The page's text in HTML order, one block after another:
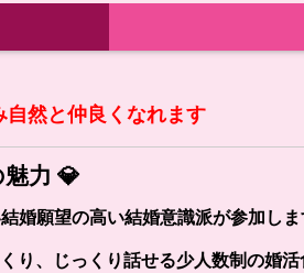
自然と仲良くなれます
力 💎
婚願望の高い結婚意識派が参加しま
り、じっくり話せる少人数制の婚活